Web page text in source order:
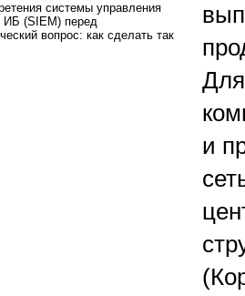
системы управления
ИБ (SIEM) перед
вопрос: как сделать так
и